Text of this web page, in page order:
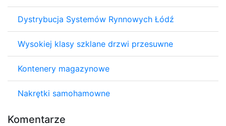
Dystrybucja Systemów Rynnowych Łódź
Wysokiej klasy szklane drzwi przesuwne
Kontenery magazynowe
Nakrętki samohamowne
Komentarze